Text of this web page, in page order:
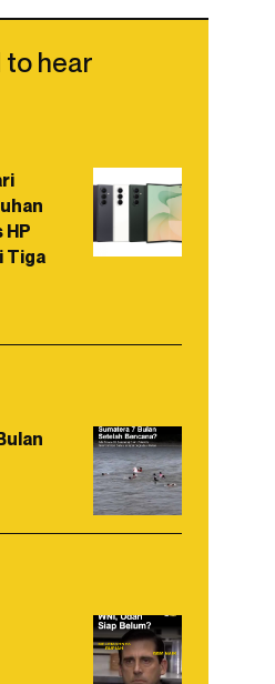
to hear
Tiga